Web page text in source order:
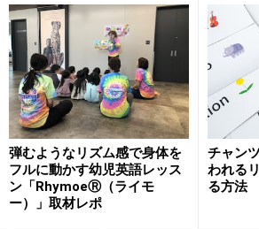
弾むようなリズム感で身体を
フルに動かす幼児英語レッス
ン「RhymoeⓇ（ライモ
ー）」取材レポ
チャン
われる
る方法